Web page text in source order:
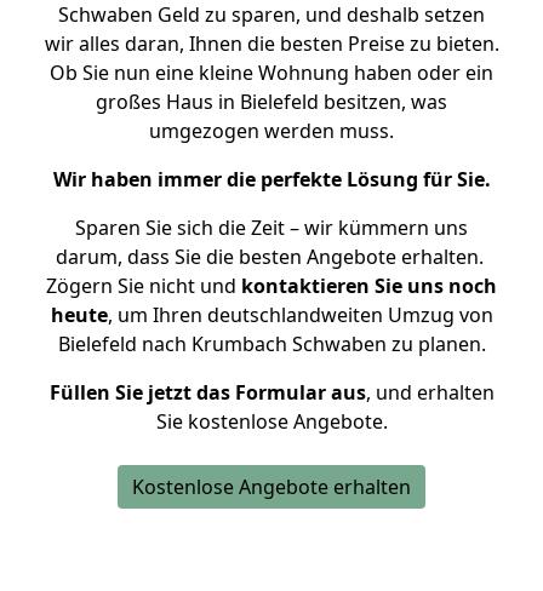
Schwaben Geld zu sparen, und deshalb setzen
wir alles daran, Ihnen die besten Preise zu bieten.
Ob Sie nun eine kleine Wohnung haben oder ein
großes Haus in Bielefeld besitzen, was
umgezogen werden muss.
Wir haben immer die perfekte Lösung für Sie.
Sparen Sie sich die Zeit – wir kümmern uns
darum, dass Sie die besten Angebote erhalten.
Zögern Sie nicht und kontaktieren Sie uns noch
heute, um Ihren deutschlandweiten Umzug von
Bielefeld nach Krumbach Schwaben zu planen.
Füllen Sie jetzt das Formular aus, und erhalten
Sie kostenlose Angebote.
Kostenlose Angebote erhalten